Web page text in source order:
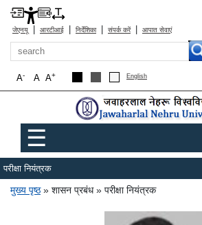
जेएनयू | आरटीआई | निर्देशिका | संपर्क करें | आपात सेवाएं
खोज
A+
A
A- English
Main menu
☰
परीक्षा नियंत्रक
पग चिन्ह
मुख्य पृष्ठ शासन प्रबंध परीक्षा नियंत्रक